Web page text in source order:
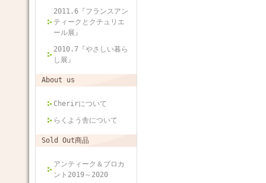
2011.6『フランスアン
ティークとクチュリエ
ール展』
2010.7『やさしい暮ら
し展』
About us
Cherirについて
らくよう舎について
Sold Out商品
アンティーク＆ブロカ
ント2019～2020